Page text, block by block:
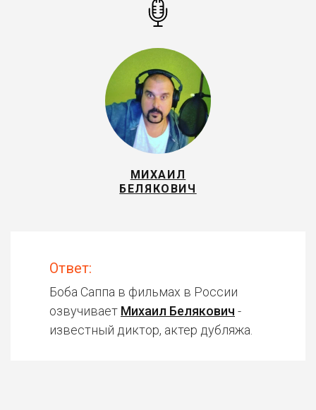
МИХАИЛ
БЕЛЯКОВИЧ
Ответ:
Боба Саппа в фильмах в России
озвучивает Михаил Белякович -
известный диктор, актер дубляжа.